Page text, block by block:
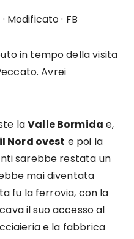
Modificato · FB
in tempo della visita
Avrei
laValle Bormida e,
Nord ovest e poi la
sarebbe restata un
mai diventata
fu la ferrovia, con la
il suo accesso al
e la fabbrica